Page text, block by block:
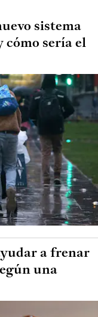
sistema
cómo sería el
a frenar
una